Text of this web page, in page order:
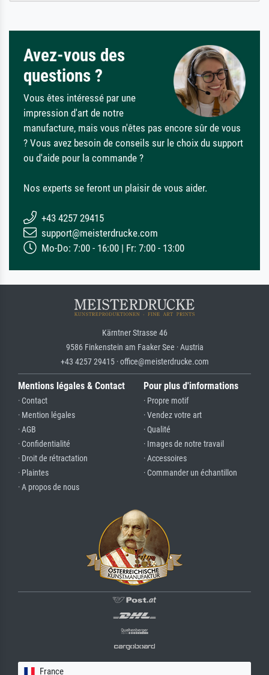
Avez-vous des
questions ?
Vous êtes intéressé par une
impression d'art de notre
manufacture, mais vous n'êtes pas encore sûr de vous
? Vous avez besoin de conseils sur le choix du support
ou d'aide pour la commande ?
Nos experts se feront un plaisir de vous aider.
+43 4257 29415
support@meisterdrucke.com
Mo-Do: 7:00 - 16:00 | Fr: 7:00 - 13:00
Kärntner Strasse 46
9586 Finkenstein am Faaker See · Austria
+43 4257 29415 · office@meisterdrucke.com
Mentions légales & Contact
· Contact
· Mention légales
· AGB
· Confidentialité
· Droit de rétractation
· Plaintes
· A propos de nous
Pour plus d'informations
· Propre motif
· Vendez votre art
· Qualité
· Images de notre travail
· Accessoires
· Commander un échantillon
France